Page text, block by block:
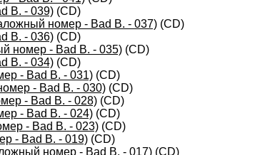
B. - 039) (CD)
номер - Bad B. - 037) (CD)
B. - 036) (CD)
номер - Bad B. - 035) (CD)
B. - 034) (CD)
- Bad B. - 031) (CD)
- Bad B. - 030) (CD)
- Bad B. - 028) (CD)
- Bad B. - 024) (CD)
- Bad B. - 023) (CD)
- Bad B. - 019) (CD)
номер - Bad B. - 017) (CD)